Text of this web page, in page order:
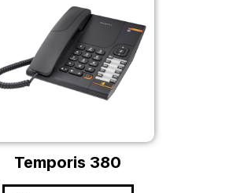
Temporis 380